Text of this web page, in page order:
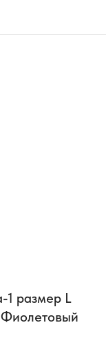
1 размер L